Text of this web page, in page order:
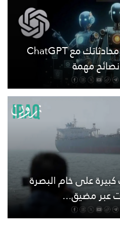
كيف تحمي خصوصية محادثاتك مع ChatGPT
على خام البصرة
عبر مضيق...